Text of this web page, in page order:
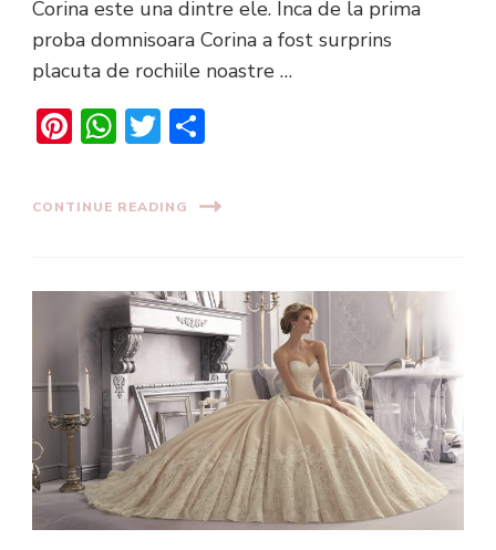
Corina este una dintre ele. Inca de la prima
proba domnisoara Corina a fost surprins
placuta de rochiile noastre …
Pinterest
WhatsApp
Twitter
CONTINUE READING